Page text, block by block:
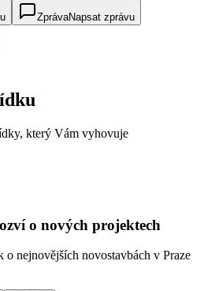
ZprávaNapsat zprávu
který Vám vyhovuje
o nových projektech
o nejnovějších novostavbách v Praze